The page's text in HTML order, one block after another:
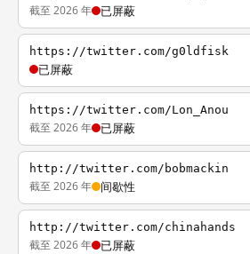
截至 2026 年 已屏蔽
https://twitter.com/g0ldfisk
已屏蔽
https://twitter.com/Lon_Anou
截至 2026 年 已屏蔽
http://twitter.com/bobmackin
截至 2026 年 间歇性
http://twitter.com/chinahands
截至 2026 年 已屏蔽